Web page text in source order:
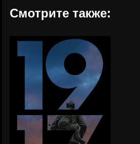
Смотрите также: